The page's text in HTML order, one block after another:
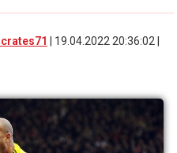
| 19.04.2022 20:36:02 |